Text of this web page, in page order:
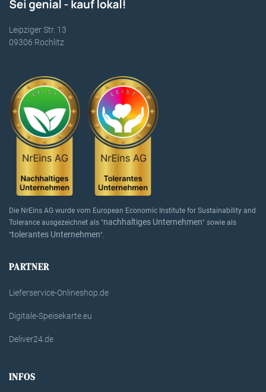
Leipziger Str. 13
09306 Rochlitz
Die NrEins AG wurde vom European Economic Institute for Sustainability and
Tolerance ausgezeichnet als "nachhaltiges Unternehmen" sowie als
"tolerantes Unternehmen".
PARTNER
Lieferservice-Onlineshop.de
Digitale-Speisekarte.eu
Deliver24.de
INFOS